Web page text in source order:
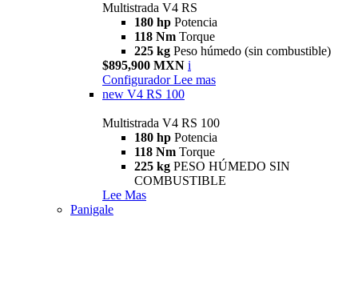
Multistrada V4 RS
180 hp Potencia
118 Nm Torque
225 kg Peso húmedo (sin combustible)
$895,900 MXN i
Configurador Lee mas
new V4 RS 100
Multistrada V4 RS 100
180 hp Potencia
118 Nm Torque
225 kg PESO HÚMEDO SIN
COMBUSTIBLE
Lee Mas
Panigale